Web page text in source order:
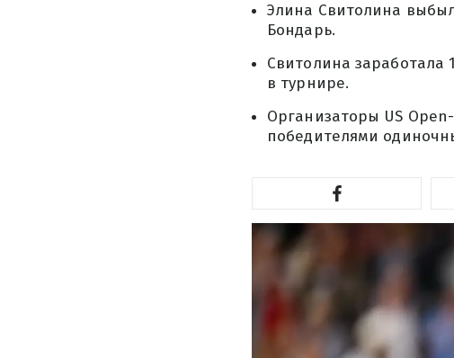
Элина Свитолина
Бондарь.
Свитолина заработала
в турнире.
Организаторы US
победителями